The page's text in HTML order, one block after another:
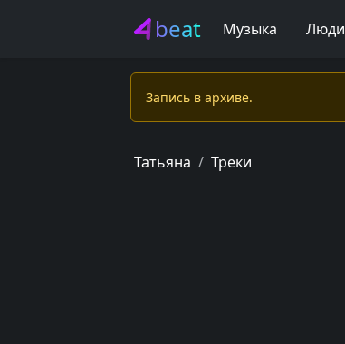
beat Музыка Люди
Запись в apxивe.
Татьяна Треки